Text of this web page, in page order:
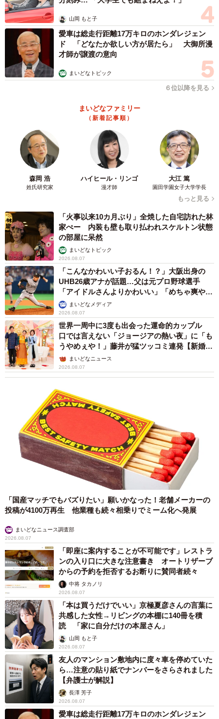
山岡 もと子
愛車は総走行距離17万キロのホンダレジェン
ド 「どなたか欲しい方が居たら」 大御所漫
才師が譲渡の意向
まいどなトピック
６位以降を見る
まいどなファミリー
（新着記事順）
森岡 浩
姓氏研究家
ハイヒール・リンゴ
漫才師
大江 篤
園田学園女子大学学長
もっと見る
「火事以来10カ月ぶり」全焼した自宅訪れた林
家ぺー 内装も壁も取り払われスケルトン状態
の部屋に呆然
まいどなトピック
2026.08.07
「こんなかわいい子おるん！？」大阪出身の
UHB26歳アナが話題…父は元プロ野球選手
「アイドルさんよりかわいい」「めちゃ爽や
か」まいどなメディア
2026.08.07
世界一周中に3度も出会った運命的カップル
口では言えない「ジョージアの熱い夜」に「も
うやめぇや！」藤井が猛ツッコミ連発【新婚さ
ん】まいどなニュース
2026.08.07
「国産マッチでもバズりたい」願いかなった！老舗メーカーの
投稿が4100万再生 他業種も続々相乗りでミーム化へ発展
まいどなニュース調査部
2026.08.07
「即座に案内することが不可能です」レストラ
ンの入り口に大きな注意書き オートリザーブ
からの予約を拒否するお断りに賛同者続々
中将 タカノリ
2026.08.07
「本は買うだけでいい」京極夏彦さんの言葉に
共感した女性→リビングの本棚に140冊を積
読 「家に自分だけの本屋さん」
山岡 もと子
2026.08.07
友人のマンション敷地内に度々車を停めていた
ら…注意の貼り紙でナンバーをさらされました
【弁護士が解説】
長澤 芳子
2026.08.07
愛車は総走行距離17万キロのホンダレジェン